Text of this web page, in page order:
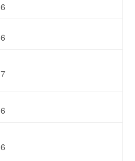
6
6
7
6
6